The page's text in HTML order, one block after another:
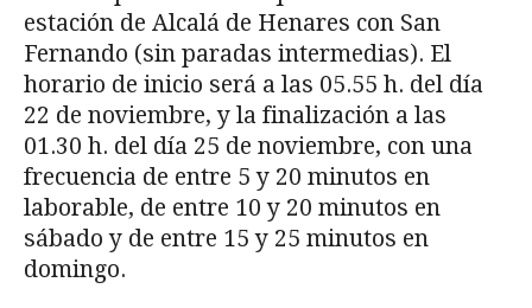
estación de Alcalá de Henares con San
Fernando (sin paradas intermedias). El
horario de inicio será a las 05.55 h. del día
22 de noviembre, y la finalización a las
01.30 h. del día 25 de noviembre, con una
frecuencia de entre 5 y 20 minutos en
laborable, de entre 10 y 20 minutos en
sábado y de entre 15 y 25 minutos en
domingo.